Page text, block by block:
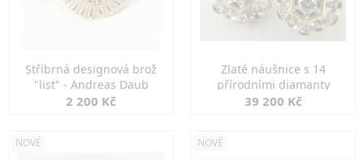
Stříbrná designová brož
"list" - Andreas Daub
2 200 Kč
Zlaté náušnice s 14
přírodními diamanty
39 200 Kč
NOVÉ NOVÉ